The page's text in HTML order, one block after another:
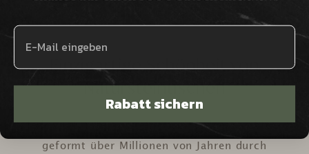
Einzigartige Schönheit von
Natursteintischen
geformt über Millionen von Jahren durch
Rabatt sichern